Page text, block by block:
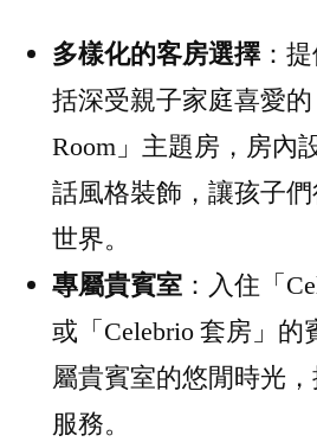
多樣化的客房選擇 ：
括深受親子家庭喜愛的
Room」主題房，房內
話風格裝飾，讓孩子
世界。
專屬貴賓室 ：入住「
或「Celebrio 套房」的
屬貴賓室的悠閒時光
服務。